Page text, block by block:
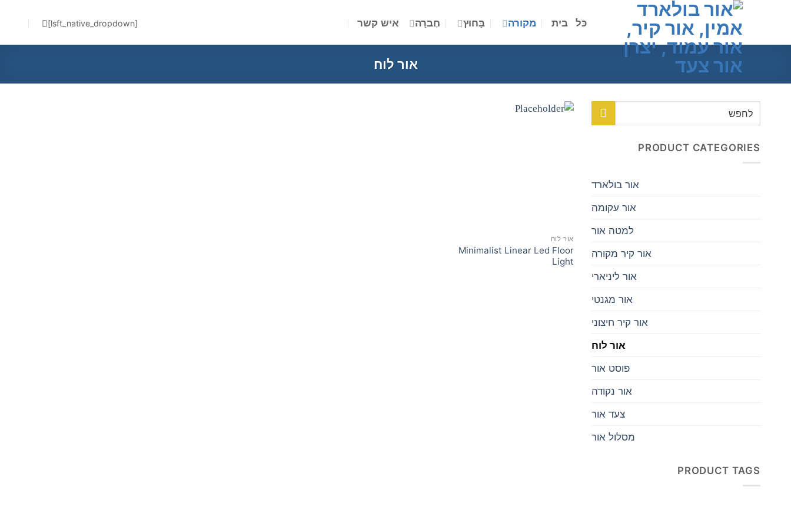
כֹּל בית מקורה בָּחוּץ חֶברָה איש קשר [
lsft_native_dropdown
]
אור לוח
לחפש
PRODUCT CATEGORIES
אור בולארד
אור עקומה
למטה אור
אור קיר מקורה
אור ליניארי
אור מגנטי
אור קיר חיצוני
אור לוח
פוסט אור
אור נקודה
צעד אור
מסלול אור
PRODUCT TAGS
אור לוח
Minimalist Linear Led Floor
Light